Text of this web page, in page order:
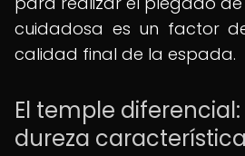
cuidadosa es un factor
calidad final de la espada.
El temple
dureza